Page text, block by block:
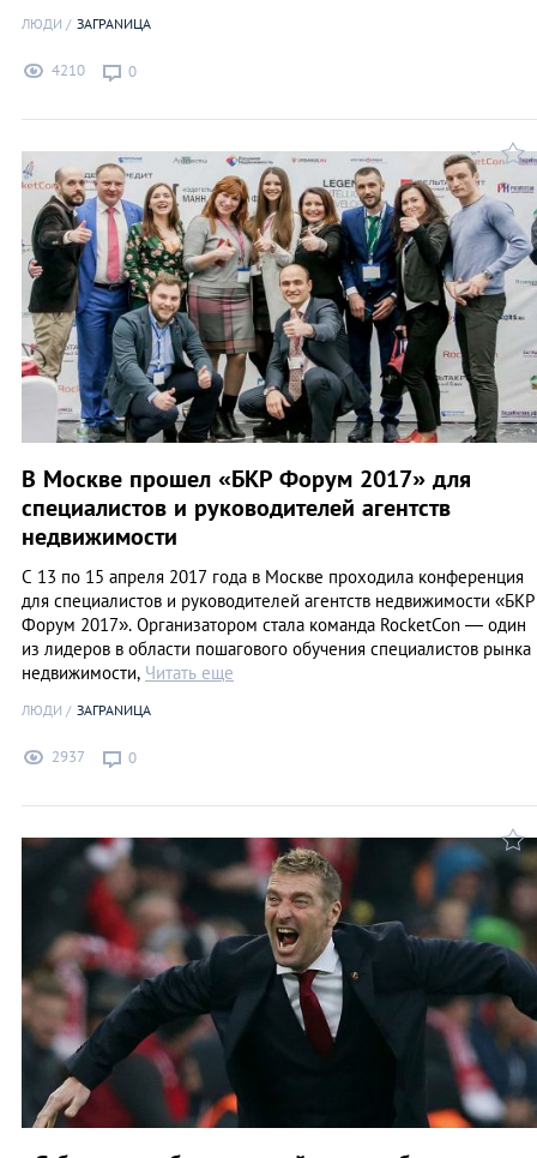
ЛЮДИ ЗАГРАNИЦА
4210 0
В Москве прошел «БКР Форум 2017» для
специалистов и руководителей агентств
недвижимости
С 13 по 15 апреля 2017 года в Москве проходила конференция
для специалистов и руководителей агентств недвижимости «БКР
Форум 2017». Организатором стала команда RocketCon — один
из лидеров в области пошагового обучения специалистов рынка
недвижимости, Читать еще
ЛЮДИ ЗАГРАNИЦА
2937 0